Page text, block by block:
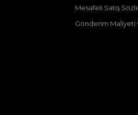
Mesafeli Satış
Gönderim Maliyeti